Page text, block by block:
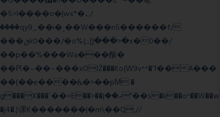
�5>I����o�|wx*�؎/
����qy9_��i�˻��W���n5������f/
���ٯk0���/�o%{߸[|���>�x�0��/
��p��%���Wa���酴�
��Ԗ�~��~���xOIŻ���Ko{W9v^^�ד��A���
��(��e����ܞ�>��pΜ �
g���X���ߴ��=E��>��އ��ן"��s�k��o^��W��w
�j4�.}课K�������|�m\��Q,//